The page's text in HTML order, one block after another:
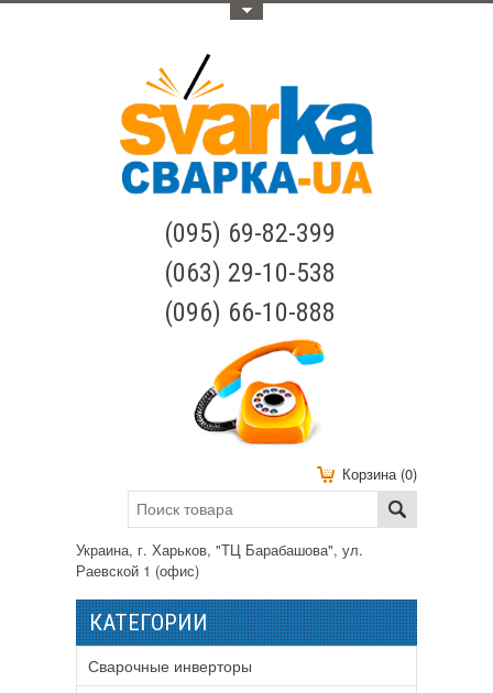
(095) 69-82-399
(063) 29-10-538
(096) 66-10-888
Корзина (0)
Украина, г. Харьков, "ТЦ Барабашова", ул.
Раевской 1 (офис)
КАТЕГОРИИ
Сварочные инверторы